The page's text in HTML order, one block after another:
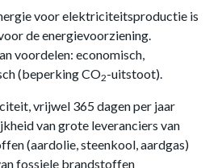
voor elektriciteitsproductie is
de energievoorziening.
voordelen: economisch,
(beperking CO2-uitstoot).
vrijwel 365 dagen per jaar
van grote leveranciers van
(aardolie, steenkool, aardgas)
fossiele brandstoffen